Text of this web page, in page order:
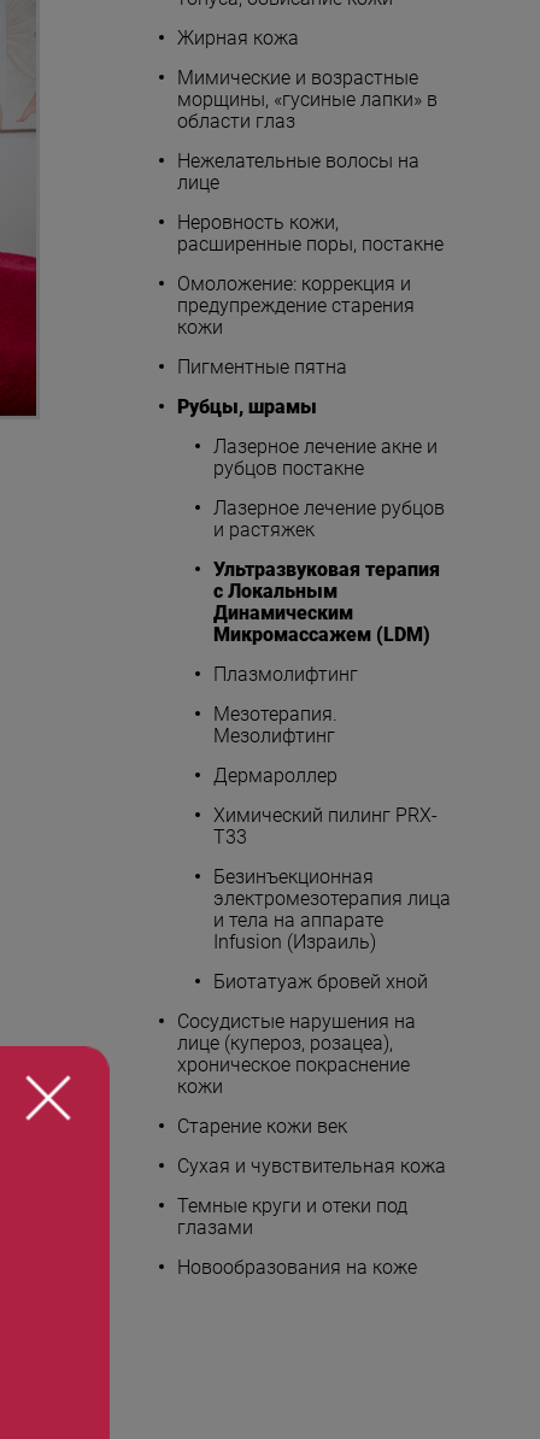
Жирная кожа
Мимические и возрастные
морщины, «гусиные лапки» в
области глаз
Нежелательные волосы на
лице
Неровность кожи,
расширенные поры, постакне
Омоложение: коррекция и
предупреждение старения
кожи
Пигментные пятна
Рубцы, шрамы
Лазерное лечение акне и
рубцов постакне
Лазерное лечение рубцов
и растяжек
Ультразвуковая терапия
с Локальным
Динамическим
Микромассажем (LDM)
Плазмолифтинг
Мезотерапия.
Мезолифтинг
Дермароллер
Химический пилинг PRX-
T33
Безинъекционная
электромезотерапия лица
и тела на аппарате
Infusion (Израиль)
Биотатуаж бровей хной
Сосудистые нарушения на
лице (купероз, розацеа),
хроническое покраснение
кожи
Старение кожи век
Сухая и чувствительная кожа
Темные круги и отеки под
глазами
Новообразования на коже